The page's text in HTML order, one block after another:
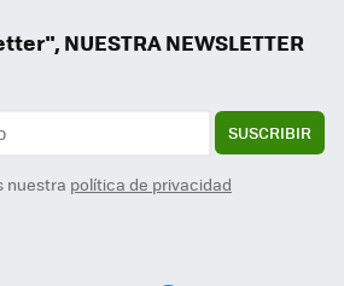
NUESTRA NEWSLETTER
SUSCRIBIR
nuestra política de privacidad